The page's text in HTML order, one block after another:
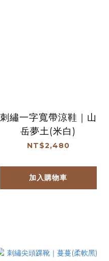
刺繡一字寬帶涼鞋｜山
岳夢土(米白)
NT$2,480
加入購物車